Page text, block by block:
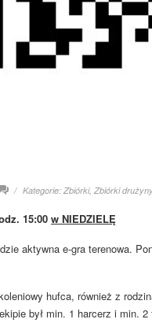
Kategorie: Zbiórki, Zbiórki
15:00 w NIEDZIELĘ
aktywna e-gra terenowa.
hufca, również z
był min. 1 harcerz i min. 2